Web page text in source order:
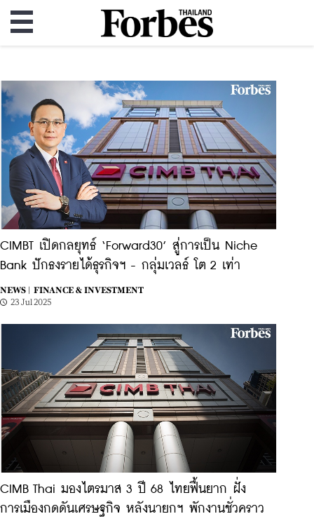
CIMBT เปิดกลยุทธ์ ‘Forward30’ สู่การเป็น Niche
Bank ปักธงรายได้ธุรกิจฯ - กลุ่มเวลธ์ โต 2 เท่า
NEWS |
FINANCE & INVESTMENT
23 Jul 2025
CIMB Thai มองไตรมาส 3 ปี 68 ไทยฟื้นยาก ฝั่ง
การเมืองกดดันเศรษฐกิจ หลังนายกฯ พักงานชั่วคราว